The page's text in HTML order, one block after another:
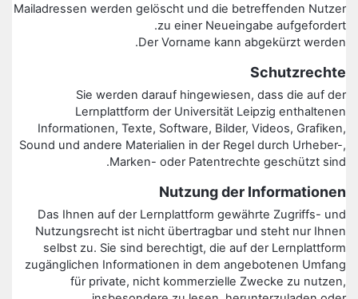
Mailadressen werden gelöscht und die betreffenden Nutzer
zu einer Neueingabe aufgefordert.
Der Vorname kann abgekürzt werden.
Schutzrechte
Sie werden darauf hingewiesen, dass die auf der
Lernplattform der Universität Leipzig enthaltenen
Informationen, Texte, Software, Bilder, Videos, Grafiken,
Sound und andere Materialien in der Regel durch Urheber-,
Marken- oder Patentrechte geschützt sind.
Nutzung der Informationen
Das Ihnen auf der Lernplattform gewährte Zugriffs- und
Nutzungsrecht ist nicht übertragbar und steht nur Ihnen
selbst zu. Sie sind berechtigt, die auf der Lernplattform
zugänglichen Informationen in dem angebotenen Umfang
für private, nicht kommerzielle Zwecke zu nutzen,